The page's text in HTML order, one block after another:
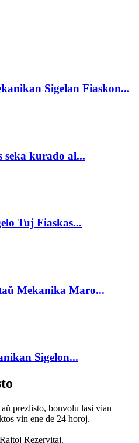
Sigelan Fiaskon...
seka kurado al...
Tuj Fiaskas...
Mekanika Maro...
Sigelon...
prezlisto, bonvolu lasi vian
vin ene de 24 horoj.
Rezervitaj.